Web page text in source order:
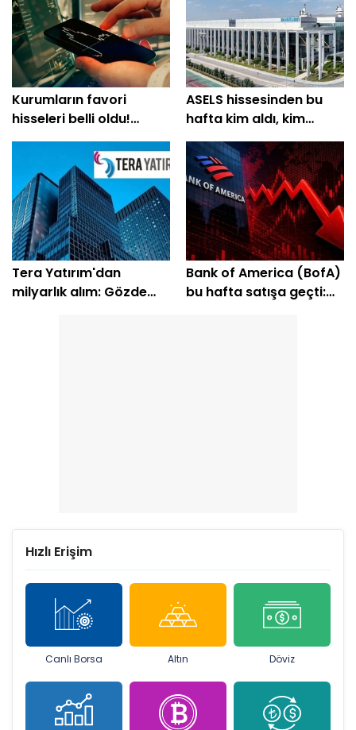
Kurumların favori
hisseleri belli oldu!
Yüzde 200'e yakın getiri
ASELS hissesinden bu
hafta kim aldı, kim
sattı?
Tera Yatırım'dan
milyarlık alım: Gözde
Bank of America (BofA)
bu hafta satışa geçti:
Hızlı Erişim
Canlı Borsa Altın Döviz